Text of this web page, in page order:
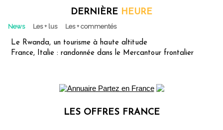
DERNIÈRE HEURE
News Les + lus Les + commentés
Le Rwanda, un tourisme à haute altitude
France, Italie : randonnée dans le Mercantour frontalier
LES OFFRES FRANCE